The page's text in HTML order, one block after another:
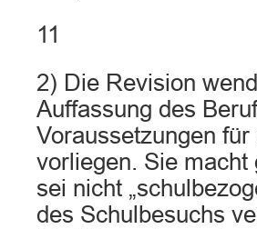
11
2) Die Revision
Auffassung des
Voraussetzungen
vorliegen. Sie macht
sei nicht
des Schulbesuchs